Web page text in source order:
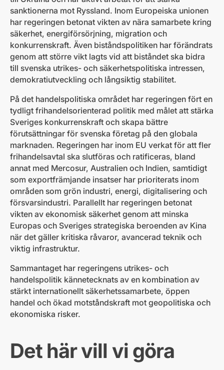
sanktionerna mot Ryssland. Inom Europeiska unionen
har regeringen betonat vikten av nära samarbete kring
säkerhet, energiförsörjning, migration och
konkurrenskraft. Även biståndspolitiken har förändrats
genom att större vikt lagts vid att biståndet ska bidra
till svenska utrikes- och säkerhetspolitiska intressen,
demokratiutveckling och långsiktig stabilitet.
På det handelspolitiska området har regeringen fört en
tydligt frihandelsorienterad politik med målet att stärka
Sveriges konkurrenskraft och skapa bättre
förutsättningar för svenska företag på den globala
marknaden. Regeringen har inom EU verkat för att fler
frihandelsavtal ska slutföras och ratificeras, bland
annat med Mercosur, Australien och Indien, samtidigt
som exportfrämjande insatser har prioriterats inom
områden som grön industri, energi, digitalisering och
försvarsindustri. Parallellt har regeringen betonat
vikten av ekonomisk säkerhet genom att minska
Europas och Sveriges strategiska beroenden av Kina
när det gäller kritiska råvaror, avancerad teknik och
viktig infrastruktur.
Sammantaget har regeringens utrikes- och
handelspolitik kännetecknats av en kombination av
stärkt internationellt säkerhetssamarbete, öppen
handel och ökad motståndskraft mot geopolitiska och
ekonomiska risker.
Det här vill vi göra